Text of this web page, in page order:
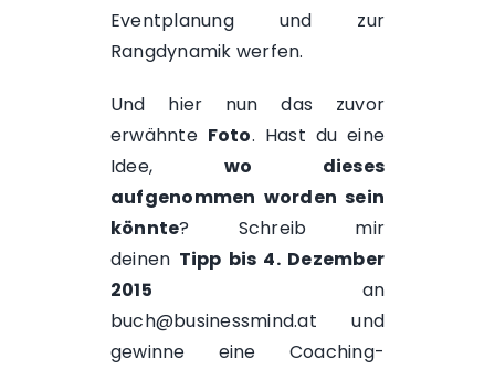
Eventplanungund zur
Rangdynamik werfen.
Und hier nun das zuvor
erwähnte Foto. Hast du eine
Idee, wo dieses
aufgenommen worden sein
könnte? Schreib mir
deinen Tipp bis 4. Dezember
2015 an
buch@businessmind.at und
gewinne eine Coaching-